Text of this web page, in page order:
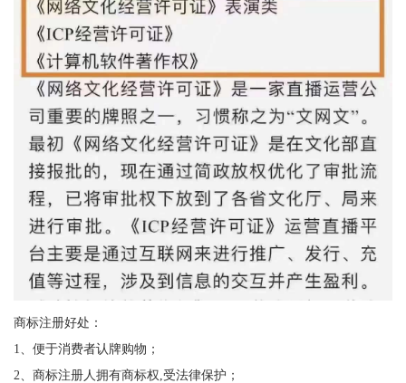
商标注册好处：
1、便于消费者认牌购物；
2、商标注册人拥有商标权,受法律保护；